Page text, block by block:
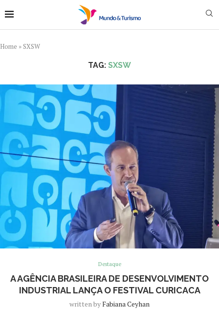
Home » SXSW
TAG: SXSW
Destaque
A AGÊNCIA BRASILEIRA DE DESENVOLVIMENTO
INDUSTRIAL LANÇA O FESTIVAL CURICACA
written byFabiana Ceyhan